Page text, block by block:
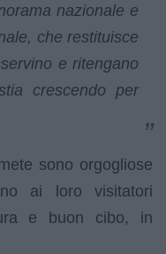
nazionale e
che restituisce
e ritengano
crescendo per
sono orgogliose
ai loro visitatori
e buon cibo, in